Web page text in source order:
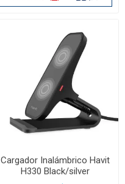
Cargador Inalámbrico Havit
H330 Black/silver